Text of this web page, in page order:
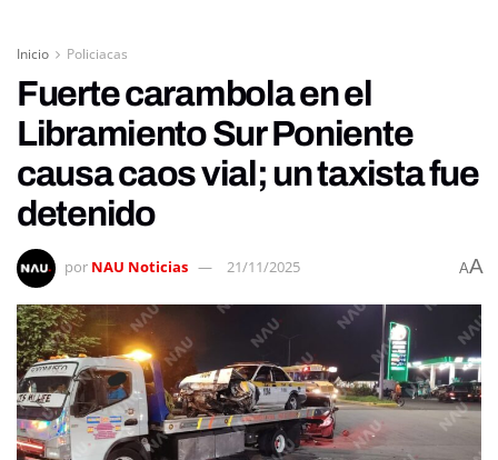
Inicio Policiacas
Fuerte carambola en el
Libramiento Sur Poniente
causa caos vial; un taxista fue
detenido
por NAU Noticias 21/11/2025 AA